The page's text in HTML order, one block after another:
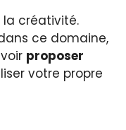
la créativité.
ce domaine,
proposer
votre propre